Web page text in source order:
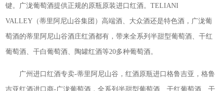
键。广泷葡萄酒提供正规的原瓶原装进口红酒。TELIANI
VALLEY（蒂里阿尼山谷集团）高端酒、大众酒还是特色酒，广泷葡
萄酒的蒂里阿尼山谷酒庄红酒都有，带来全系列半甜型葡萄酒、干红
葡萄酒、干白葡萄酒、陶罐红酒等20多种葡萄酒。
广州进口红酒专卖-蒂里阿尼山谷，红酒原瓶进口格鲁吉亚，格鲁
吉亚红酒进口商-广泷葡萄酒，全系列半甜型葡萄酒、干红葡萄酒、干